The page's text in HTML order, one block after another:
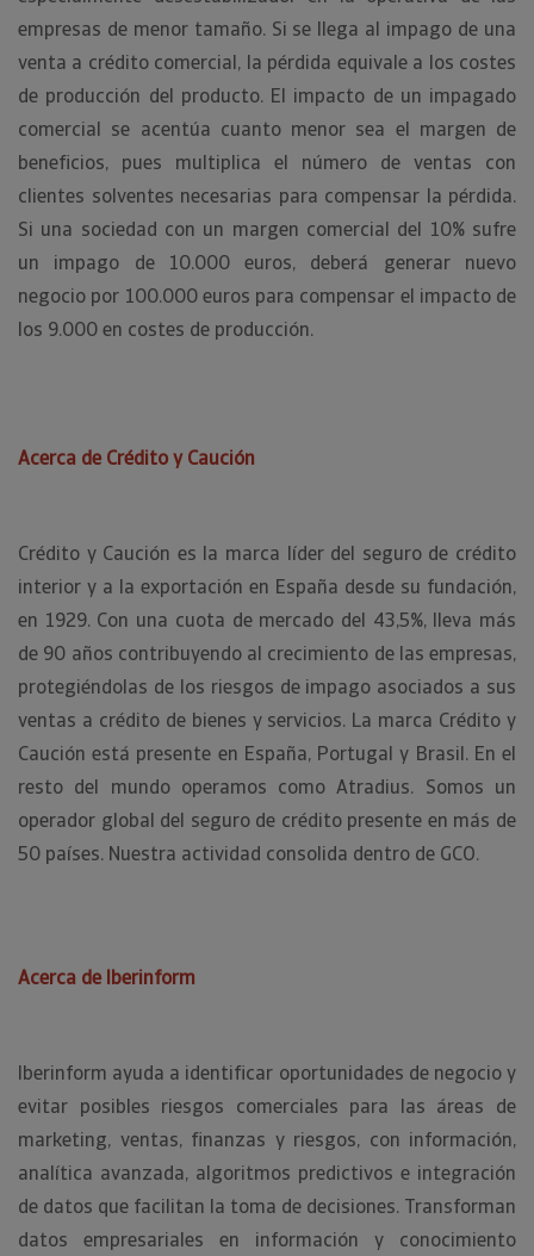
empresas de menor tamaño. Si se llega al impago de una
venta a crédito comercial, la pérdida equivale a los costes
de producción del producto. El impacto de un impagado
comercial se acentúa cuanto menor sea el margen de
beneficios, pues multiplica el número de ventas con
clientes solventes necesarias para compensar la pérdida.
Si una sociedad con un margen comercial del 10% sufre
un impago de 10.000 euros, deberá generar nuevo
negocio por 100.000 euros para compensar el impacto de
los 9.000 en costes de producción.
Acerca de Crédito y Caución
Crédito y Caución es la marca líder del seguro de crédito
interior y a la exportación en España desde su fundación,
en 1929. Con una cuota de mercado del 43,5%, lleva más
de 90 años contribuyendo al crecimiento de las empresas,
protegiéndolas de los riesgos de impago asociados a sus
ventas a crédito de bienes y servicios. La marca Crédito y
Caución está presente en España, Portugal y Brasil. En el
resto del mundo operamos como Atradius. Somos un
operador global del seguro de crédito presente en más de
50 países. Nuestra actividad consolida dentro de GCO.
Acerca de Iberinform
Iberinform ayuda a identificar oportunidades de negocio y
evitar posibles riesgos comerciales para las áreas de
marketing, ventas, finanzas y riesgos, con información,
analítica avanzada, algoritmos predictivos e integración
de datos que facilitan la toma de decisiones. Transforman
datos empresariales en información y conocimiento